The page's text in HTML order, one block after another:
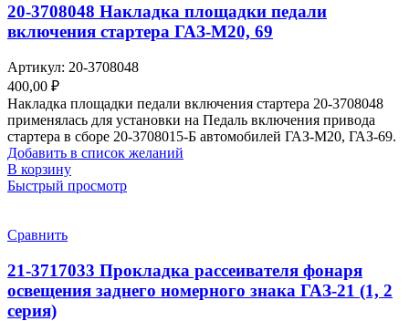
20-3708048 Накладка площадки педали
включения стартера ГАЗ-М20, 69
Артикул: 20-3708048
400,00 ₽
Накладка площадки педали включения стартера 20-3708048
применялась для установки на Педаль включения привода
стартера в сборе 20-3708015-Б автомобилей ГАЗ-М20, ГАЗ-69.
Добавить в список желаний
В корзину
Быстрый просмотр
Сравнить
21-3717033 Прокладка рассеивателя фонаря
освещения заднего номерного знака ГАЗ-21 (1, 2
серия)